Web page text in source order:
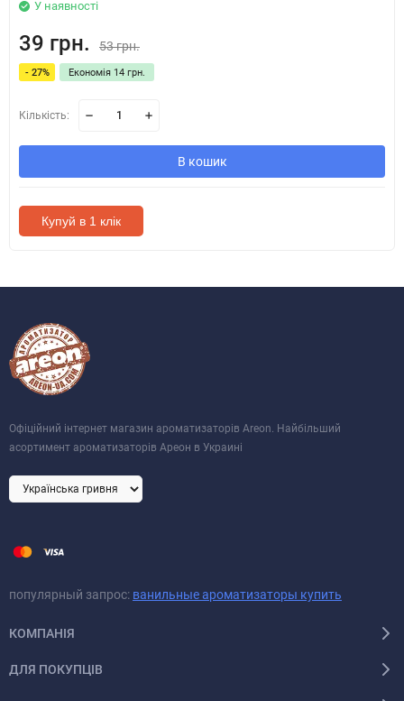
У наявності
39 грн. 53 грн.
- 27% Економія 14 грн.
Кількість:
В кошик
Купуй в 1 клік
Офіційний інтернет магазин ароматизаторів Areon. Найбільший
асортимент ароматизаторів Ареон в Украині
популярный запрос: ванильные ароматизаторы купить
КОМПАНІЯ
ДЛЯ ПОКУПЦІВ